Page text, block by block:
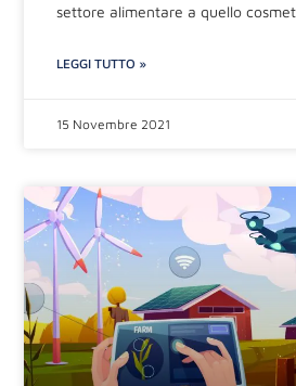
settore alimentare a quello
LEGGI TUTTO »
15 Novembre 2021